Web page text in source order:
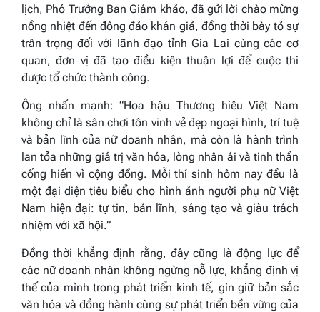
lịch, Phó Trưởng Ban Giám khảo, đã gửi lời chào mừng
nồng nhiệt đến đông đảo khán giả, đồng thời bày tỏ sự
trân trọng đối với lãnh đạo tỉnh Gia Lai cùng các cơ
quan, đơn vị đã tạo điều kiện thuận lợi để cuộc thi
được tổ chức thành công.
Ông nhấn mạnh:“Hoa hậu Thương hiệu Việt Nam
không chỉ là sân chơi tôn vinh vẻ đẹp ngoại hình, trí tuệ
và bản lĩnh của nữ doanh nhân, mà còn là hành trình
lan tỏa những giá trị văn hóa, lòng nhân ái và tinh thần
cống hiến vì cộng đồng. Mỗi thí sinh hôm nay đều là
một đại diện tiêu biểu cho hình ảnh người phụ nữ Việt
Nam hiện đại: tự tin, bản lĩnh, sáng tạo và giàu trách
nhiệm với xã hội.”
Đồng thời khẳng định rằng, đây cũng là động lực để
các nữ doanh nhân không ngừng nỗ lực, khẳng định vị
thế của mình trong phát triển kinh tế, gìn giữ bản sắc
văn hóa và đồng hành cùng sự phát triển bền vững của